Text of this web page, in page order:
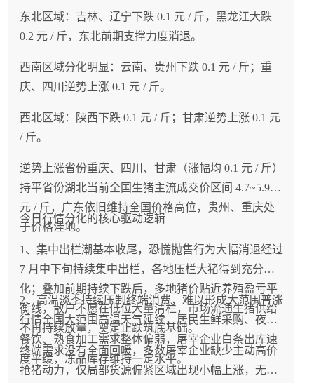
现象，价格保持稳定。
反转
期集中出栏共振引发。国内能繁母猪长期持续去化
的底层格局不变，远期生猪出栏总量稳步递减，市
场 110kg 标准肥猪中长期库存偏紧，不存在持续深
度大跌的基本面支撑。
8 月 4 日猪价迎来明显回调，东部、华北、东北大
面积走弱，持续多日的修复行情告一段落。核心诱
因是涨价带动集中出栏，叠加淡季消费疲软。短期
行情转入震荡调整，区域分化进一步加大，养殖户
理性安排出栏，谨慎赌反弹。
东北区域：吉林、辽宁下跌 0.1 元 / 斤，黑龙江大跌
0.2 元 / 斤，东北前期支撑力度消退。
西南区域分化明显：云南、贵州下跌 0.1 元 / 斤；重
庆、四川逆势上涨 0.1 元 / 斤。
西北区域：陕西下跌 0.1 元 / 斤；甘肃逆势上涨 0.1 元
/ 斤。
逆势上涨省份重庆、四川、甘肃（涨幅均 0.1 元 / 斤）
持平省份湖北当前全国生猪主流成交价区间 4.7~5.9
元 / 斤，广东依旧维持全国价格高位，贵州、重庆处
于价格洼地。
今日行情分化的核心驱动逻辑
1、集中出栏潮基本收尾，恐慌抛售行为大幅消退经过
7 月中下旬持续集中出栏，各地压栏大猪得到充分消
化；叠加前期持续下跌后，多地猪价贴近养殖盈亏平
衡线，散户不愿在低位大量清栏，市场流通生猪供给
不再持续放量，奠定止跌筑底基础。
2、高温淡季持续压制终端消费，难以形成大范围普涨
行情全国大范围高温天气延续，居民生鲜采购、夜市
餐饮、熟食加工需求整体偏弱，屠宰企业白条出库速
度平缓，冻品库存维持一定水平。
终端需求没有全面回暖，多数屠宰企业缺少主动高价
抢猪动力，仅局部货源偏紧区域出现小幅上涨，无法